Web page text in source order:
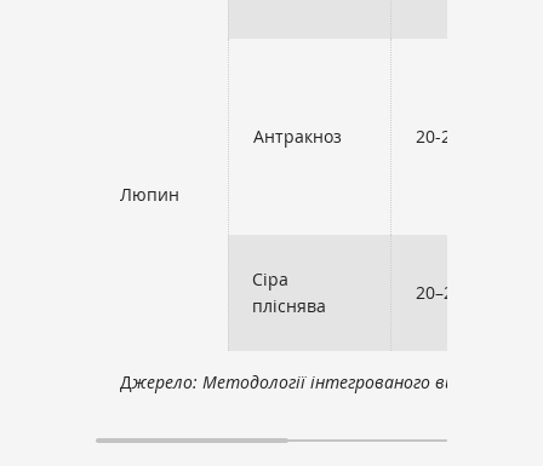
Люпин
Антракноз 20-25
Сіра
пліснява
20–25
Джерело: Методології інтегрованого